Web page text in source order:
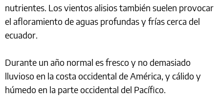
nutrientes. Los vientos alisios también suelen provocar
el afloramiento de aguas profundas y frías cerca del
ecuador.
Durante un año normal es fresco y no demasiado
lluvioso en la costa occidental de América, y cálido y
húmedo en la parte occidental del Pacífico.